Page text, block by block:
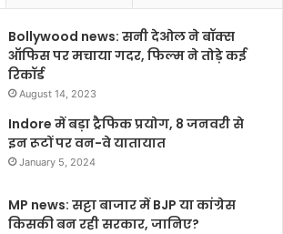
Bollywood news: सनी देओल ने बॉक्स
ऑफिस पर मचाया गदर, फिल्म ने तोड़े कई
रिकॉर्ड
August 14, 2023
Indore में बड़ा ट्रैफिक प्रयोग, 8 जनवरी से
इन रूटों पर वन-वे यातायात
January 5, 2024
MP news: सट्टा बाजार में BJP या कांग्रेस
किसकी बन रही सरकार, जानिए?